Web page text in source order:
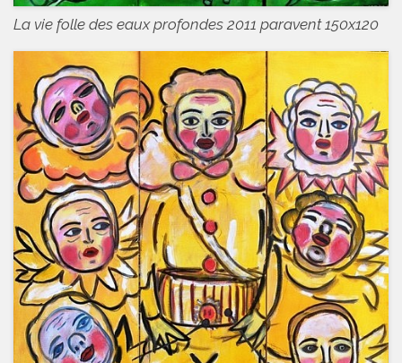
La vie folle des eaux profondes 2011 paravent 150x120